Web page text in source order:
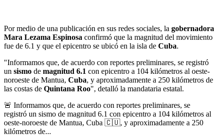
Por medio de una publicación en sus redes sociales, la gobernadora
Mara Lezama Espinosa confirmó que la magnitud del movimiento
fue de 6.1 y que el epicentro se ubicó en la isla de Cuba.
"Informamos que, de acuerdo con reportes preliminares, se registró
un sismo de magnitud 6.1 con epicentro a 104 kilómetros al oeste-
noroeste de Mantua, Cuba, y aproximadamente a 250 kilómetros de
las costas de Quintana Roo", detalló la mandataria estatal.
🚨 Informamos que, de acuerdo con reportes preliminares, se
registró un sismo de magnitud 6.1 con epicentro a 104 kilómetros al
oeste-noroeste de Mantua, Cuba 🇨🇺, y aproximadamente a 250
kilómetros de...